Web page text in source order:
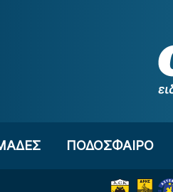
ΠΟΔΟΣΦΑΙΡΟ